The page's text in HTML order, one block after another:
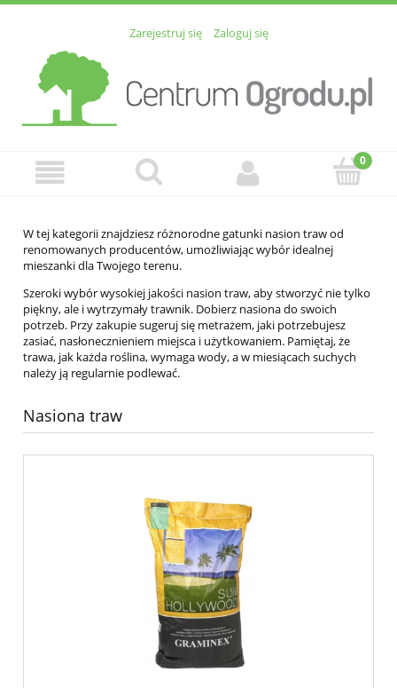
Zarejestruj się Zaloguj się
W tej kategorii znajdziesz różnorodne gatunki nasion traw od
renomowanych producentów, umożliwiając wybór idealnej
mieszanki dla Twojego terenu.
Szeroki wybór wysokiej jakości nasion traw, aby stworzyć nie tylko
piękny, ale i wytrzymały trawnik. Dobierz nasiona do swoich
potrzeb. Przy zakupie sugeruj się metrażem, jaki potrzebujesz
zasiać, nasłonecznieniem miejsca i użytkowaniem. Pamiętaj, że
trawa, jak każda roślina, wymaga wody, a w miesiącach suchych
należy ją regularnie podlewać.
Nasiona traw